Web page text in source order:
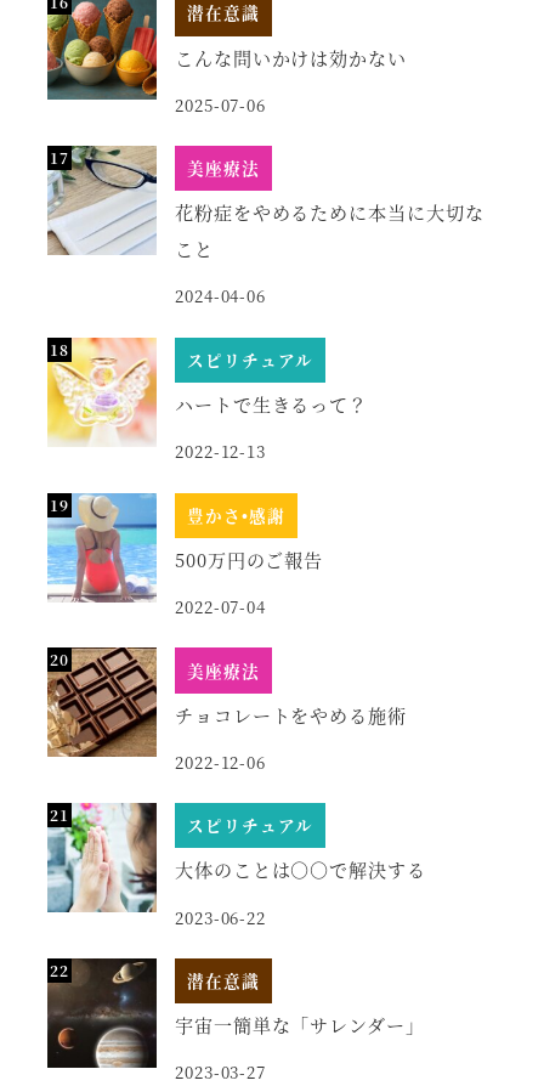
潜在意識
こんな問いかけは効かない
2025-07-06
美座療法
花粉症をやめるために本当に大切な
こと
2024-04-06
スピリチュアル
ハートで生きるって？
2022-12-13
豊かさ•感謝
500万円のご報告
2022-07-04
美座療法
チョコレートをやめる施術
2022-12-06
スピリチュアル
大体のことは○○で解決する
2023-06-22
潜在意識
宇宙一簡単な「サレンダー」
2023-03-27